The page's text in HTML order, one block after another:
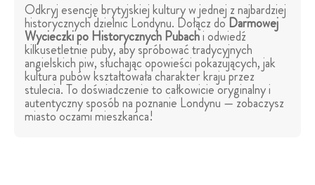
Odkryj esencję brytyjskiej kultury w jednej z najbardziej
historycznych dzielnic Londynu. Dołącz doDarmowej
Wycieczki po Historycznych Pubachi odwiedź
kilkusetletnie puby, aby spróbować tradycyjnych
angielskich piw, słuchając opowieści pokazujących, jak
kultura pubów kształtowała charakter kraju przez
stulecia. To doświadczenie to całkowicie oryginalny i
autentyczny sposób na poznanie Londynu — zobaczysz
miasto oczami mieszkańca!